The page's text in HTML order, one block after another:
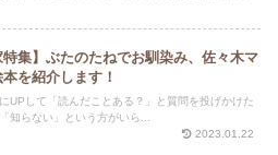
特集】ぶたのたねでお馴染み、佐々木マ
を紹介します！
UPして「読んだことある？」と質問を投げかけた
知らない」という方がいら...
2023.01.22